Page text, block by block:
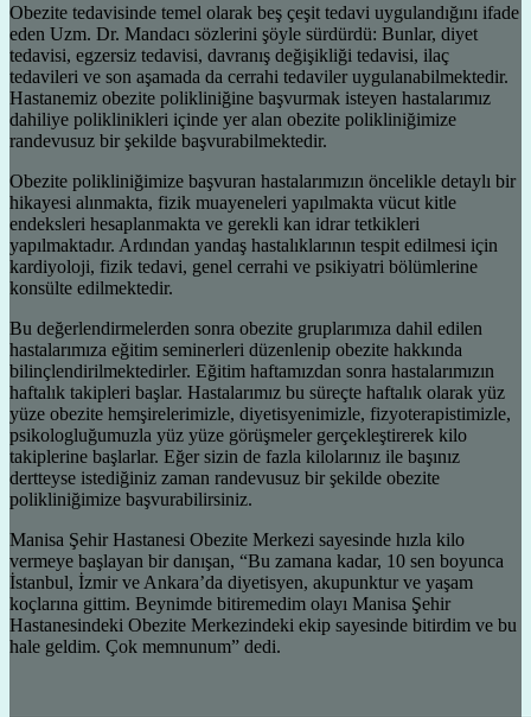
Obezite tedavisinde temel olarak beş çeşit tedavi uygulandığını ifade
eden Uzm. Dr. Mandacı sözlerini şöyle sürdürdü: Bunlar, diyet
tedavisi, egzersiz tedavisi, davranış değişikliği tedavisi, ilaç
tedavileri ve son aşamada da cerrahi tedaviler uygulanabilmektedir.
Hastanemiz obezite polikliniğine başvurmak isteyen hastalarımız
dahiliye poliklinikleri içinde yer alan obezite polikliniğimize
randevusuz bir şekilde başvurabilmektedir.
Obezite polikliniğimize başvuran hastalarımızın öncelikle detaylı bir
hikayesi alınmakta, fizik muayeneleri yapılmakta vücut kitle
endeksleri hesaplanmakta ve gerekli kan idrar tetkikleri
yapılmaktadır. Ardından yandaş hastalıklarının tespit edilmesi için
kardiyoloji, fizik tedavi, genel cerrahi ve psikiyatri bölümlerine
konsülte edilmektedir.
Bu değerlendirmelerden sonra obezite gruplarımıza dahil edilen
hastalarımıza eğitim seminerleri düzenlenip obezite hakkında
bilinçlendirilmektedirler. Eğitim haftamızdan sonra hastalarımızın
haftalık takipleri başlar. Hastalarımız bu süreçte haftalık olarak yüz
yüze obezite hemşirelerimizle, diyetisyenimizle, fizyoterapistimizle,
psikologluğumuzla yüz yüze görüşmeler gerçekleştirerek kilo
takiplerine başlarlar. Eğer sizin de fazla kilolarınız ile başınız
dertteyse istediğiniz zaman randevusuz bir şekilde obezite
polikliniğimize başvurabilirsiniz.
Manisa Şehir Hastanesi Obezite Merkezi sayesinde hızla kilo
vermeye başlayan bir danışan, “Bu zamana kadar, 10 sen boyunca
İstanbul, İzmir ve Ankara’da diyetisyen, akupunktur ve yaşam
koçlarına gittim. Beynimde bitiremedim olayı Manisa Şehir
Hastanesindeki Obezite Merkezindeki ekip sayesinde bitirdim ve bu
hale geldim. Çok memnunum” dedi.